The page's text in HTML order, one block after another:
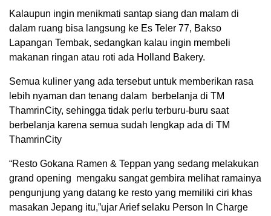
Kalaupun ingin menikmati santap siang dan malam di
dalam ruang bisa langsung ke Es Teler 77, Bakso
Lapangan Tembak, sedangkan kalau ingin membeli
makanan ringan atau roti ada Holland Bakery.
Semua kuliner yang ada tersebut untuk memberikan rasa
lebih nyaman dan tenang dalam berbelanja di TM
ThamrinCity, sehingga tidak perlu terburu-buru saat
berbelanja karena semua sudah lengkap ada di TM
ThamrinCity
“Resto Gokana Ramen & Teppan yang sedang melakukan
grand opening mengaku sangat gembira melihat ramainya
pengunjung yang datang ke resto yang memiliki ciri khas
masakan Jepang itu,”ujar Arief selaku Person In Charge